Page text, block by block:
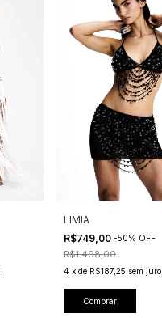
LIMIA
R$749,00-50% OFF
R$1.498,00
4 xde R$187,25 sem
Comprar